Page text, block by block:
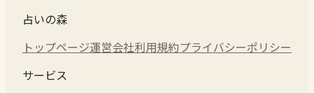
占いの森
トップページ運営会社利用規約プライバシーポリシー
サービス